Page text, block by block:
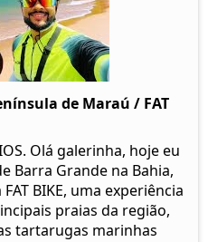
de Maraú / FAT
Olá galerinha, hoje eu
Barra Grande na Bahia,
BIKE, uma experiência
praias da região,
tartarugas marinhas